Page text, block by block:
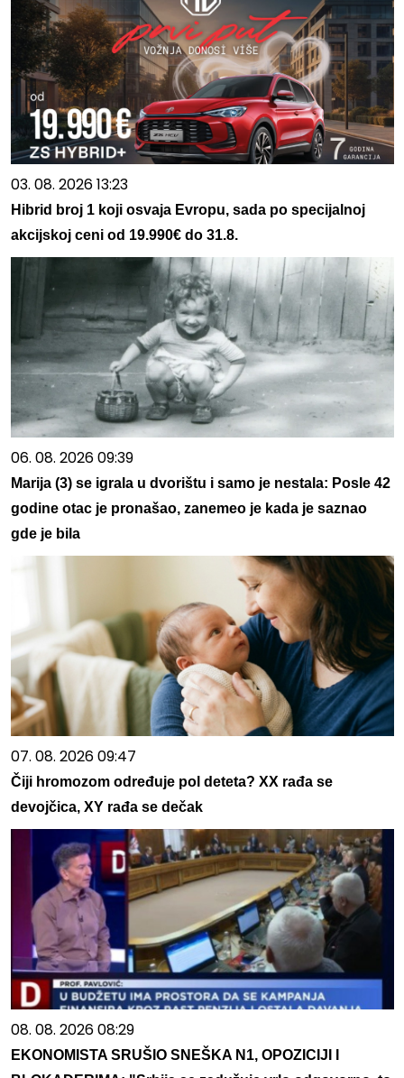
03. 08. 2026 13:23
Hibrid broj 1 koji osvaja Evropu, sada po specijalnoj
akcijskoj ceni od 19.990€ do 31.8.
06. 08. 2026 09:39
Marija (3) se igrala u dvorištu i samo je nestala: Posle 42
godine otac je pronašao, zanemeo je kada je saznao
gde je bila
07. 08. 2026 09:47
Čiji hromozom određuje pol deteta? XX rađa se
devojčica, XY rađa se dečak
08. 08. 2026 08:29
EKONOMISTA SRUŠIO SNEŠKA N1, OPOZICIJI I